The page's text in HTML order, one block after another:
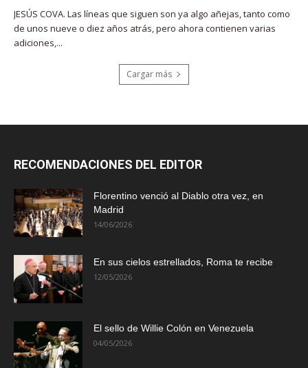
JESÚS COVA. Las líneas que siguen son ya algo añejas, tanto como
de unos nueve o diez años atrás, pero ahora contienen varias
adiciones,...
Cargar más
RECOMENDACIONES DEL EDITOR
Florentino venció al Diablo otra vez, en
Madrid
14/06/2026
En sus cielos estrellados, Roma te recibe
12/05/2026
El sello de Willie Colón en Venezuela
04/05/2026